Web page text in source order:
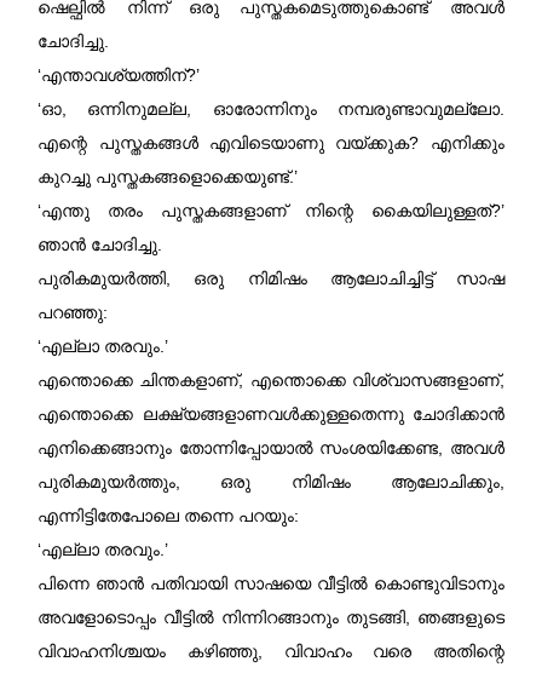
ഷെല്ഫിൽ നിന്ന് ഒരു പുസ്തകമെടുത്തുകൊണ്ട് അവൾ
ചോദിച്ചു.
‘എന്താവശ്യത്തിന്‌?’
‘ഓ, ഒന്നിനുമല്ല, ഓരോന്നിനും നമ്പരുണ്ടാവുമല്ലോ.
എന്റെ പുസ്തകങ്ങൾ എവിടെയാണു വയ്ക്കുക? എനിക്കും
കുറച്ചു പുസ്തകങ്ങളൊക്കെയുണ്ട്.’
‘എന്തു തരം പുസ്തകങ്ങളാണ്‌ നിന്റെ കൈയിലുള്ളത്?’
ഞാൻ ചോദിച്ചു.
പുരികമുയർത്തി, ഒരു നിമിഷം ആലോചിച്ചിട്ട് സാഷ
പറഞ്ഞു:
‘എല്ലാ തരവും.’
എന്തൊക്കെ ചിന്തകളാണ്‌, എന്തൊക്കെ വിശ്വാസങ്ങളാണ്‌,
എന്തൊക്കെ ലക്ഷ്യങ്ങളാണവൾക്കുള്ളതെന്നു ചോദിക്കാൻ
എനിക്കെങ്ങാനും തോന്നിപ്പോയാൽ സംശയിക്കേണ്ട, അവൾ
പുരികമുയർത്തും, ഒരു നിമിഷം ആലോചിക്കും,
എന്നിട്ടിതേപോലെ തന്നെ പറയും:
‘എല്ലാ തരവും.’
പിന്നെ ഞാൻ പതിവായി സാഷയെ വീട്ടിൽ കൊണ്ടുവിടാനും
അവളോടൊപ്പം വീട്ടിൽ നിന്നിറങ്ങാനും തുടങ്ങി, ഞങ്ങളുടെ
വിവാഹനിശ്ചയം കഴിഞ്ഞു, വിവാഹം വരെ അതിന്റെ